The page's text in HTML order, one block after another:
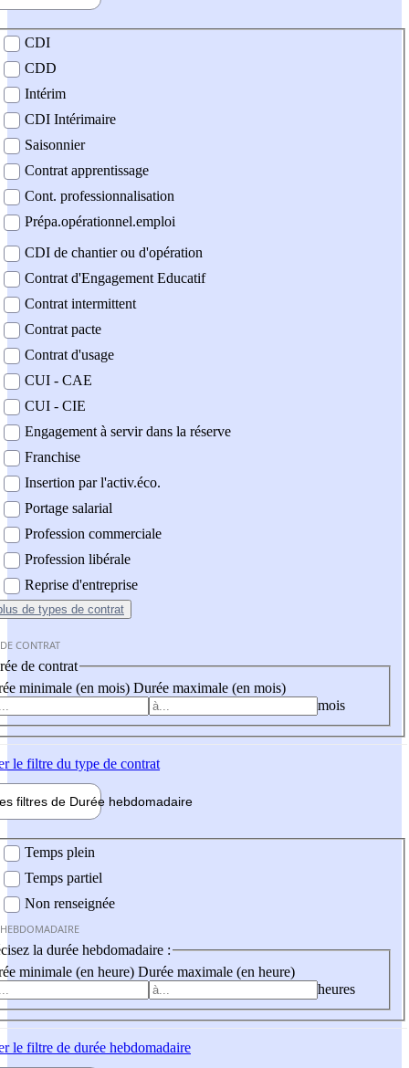
contrat
CDI
CDD
Intérim
CDI Intérimaire
Saisonnier
Contrat apprentissage
Cont. professionnalisation
Prépa.opérationnel.emploi
CDI de chantier ou d'opération
Contrat d'Engagement Educatif
Contrat intermittent
Contrat pacte
Contrat d'usage
CUI - CAE
CUI - CIE
Engagement à servir dans la réserve
Franchise
Insertion par l'activ.éco.
Portage salarial
Profession commerciale
Profession libérale
Reprise d'entreprise
de types de contrat
CONTRAT
de contrat
minimale (en mois) Durée maximale (en mois)
mois
le filtre du type de contrat
filtres de Durée hebdomadaire
Temps plein
Temps partiel
Non renseignée
la durée hebdomadaire :
minimale (en heure) Durée maximale (en heure)
heures
le filtre de durée hebdomadaire